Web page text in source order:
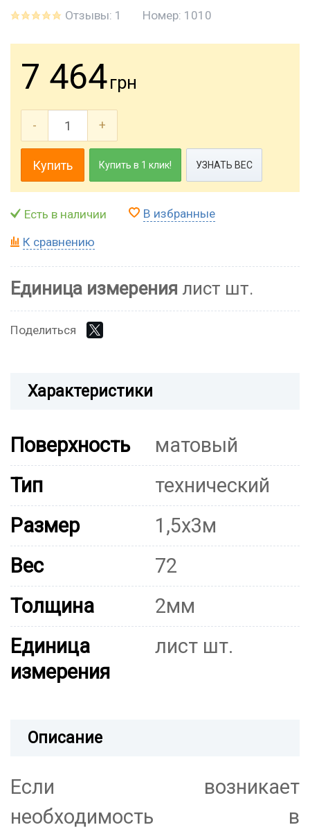
Отзывы: 1 Номер: 1010
7 464грн
- +
Купить Купить в 1 клик! УЗНАТЬ ВЕС
Есть в наличии В избранные
К сравнению
Единица измерения лист шт.
Поделиться
Характеристики
Поверхность
матовый
Тип
технический
Размер
1,5х3м
Вес
72
Толщина
2мм
Единица
измерения
лист шт.
Описание
Если возникает
необходимость в